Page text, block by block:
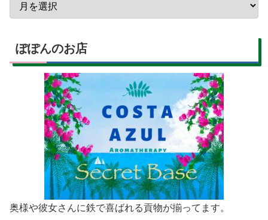
ぽぽんのお店
奥様や彼女さんに鉄で喜ばれる貢物が揃ってます。